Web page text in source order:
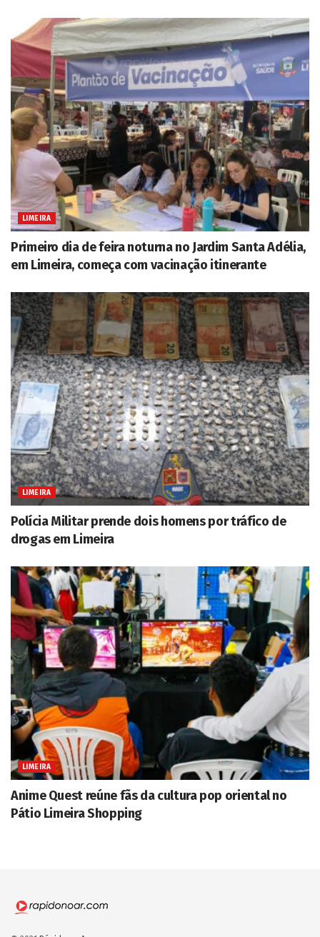
LIMEIRA
Primeiro dia de feira noturna no Jardim Santa Adélia,
em Limeira, começa com vacinação itinerante
LIMEIRA
Polícia Militar prende dois homens por tráfico de
drogas em Limeira
LIMEIRA
Anime Quest reúne fãs da cultura pop oriental no
Pátio Limeira Shopping